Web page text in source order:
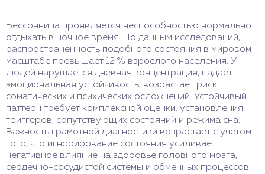
Бессонница проявляется неспособностью нормально
отдыхать в ночное время. По данным исследований,
распространенность подобного состояния в мировом
масштабе превышает 12 % взрослого населения. У
людей нарушается дневная концентрация, падает
эмоциональная устойчивость, возрастает риск
соматических и психических осложнений. Устойчивый
паттерн требует комплексной оценки: установления
триггеров, сопутствующих состояний и режима сна.
Важность грамотной диагностики возрастает с учетом
того, что игнорирование состояния усиливает
негативное влияние на здоровье головного мозга,
сердечно-сосудистой системы и обменных процессов.